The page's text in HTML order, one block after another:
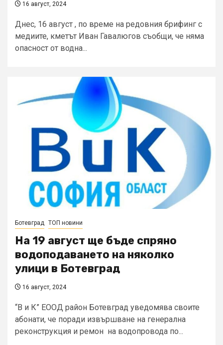
16 август, 2024
Днес, 16 август , по време на редовния брифинг с
медиите, кметът Иван Гавалюгов съобщи, че няма
опасност от водна...
Ботевград ТОП новини
На 19 август ще бъде спряно
водоподаването на няколко
улици в Ботевград
16 август, 2024
“В и К” ЕООД район Ботевград уведомява своите
абонати, че поради извършване на генерална
реконструкция и ремон на водопровода по...